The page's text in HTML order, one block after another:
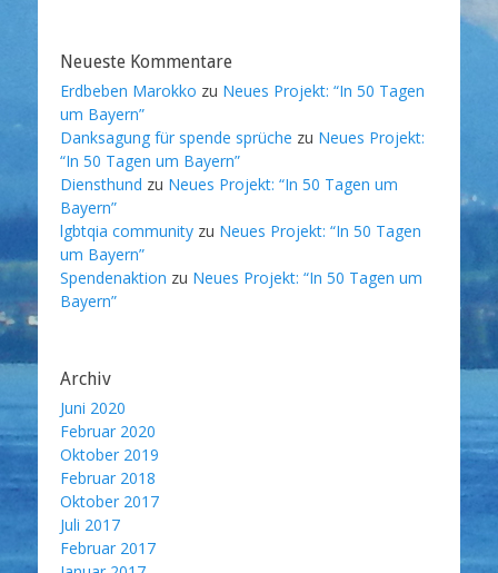
Neueste Kommentare
Erdbeben Marokko zu Neues Projekt: “In 50 Tagen
um Bayern”
Danksagung für spende sprüche zu Neues Projekt:
“In 50 Tagen um Bayern”
Diensthund zu Neues Projekt: “In 50 Tagen um
Bayern”
lgbtqia community zu Neues Projekt: “In 50 Tagen
um Bayern”
Spendenaktion zu Neues Projekt: “In 50 Tagen um
Bayern”
Archiv
Juni 2020
Februar 2020
Oktober 2019
Februar 2018
Oktober 2017
Juli 2017
Februar 2017